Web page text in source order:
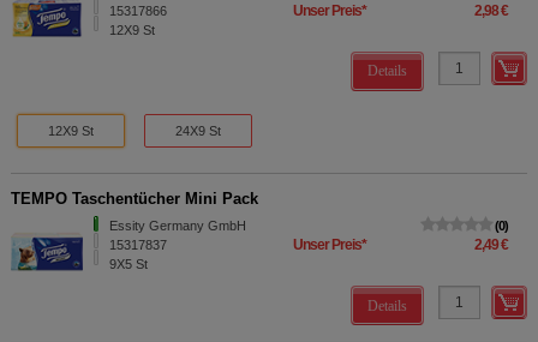
15317866
12X9 St
Unser Preis* 2,98 €
Details
12X9 St 24X9 St
TEMPO Taschentücher Mini Pack
Essity Germany GmbH
15317837
9X5 St
0
Unser Preis* 2,49 €
Details